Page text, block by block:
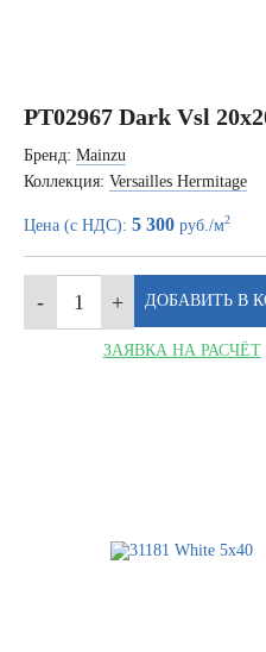
PT02967 Dark Vsl
Бренд: Mainzu
Коллекция: Versailles Hermitage
Цена (с НДС): 5 300 руб./м2
ЗАЯВКА НА РАСЧЁТ